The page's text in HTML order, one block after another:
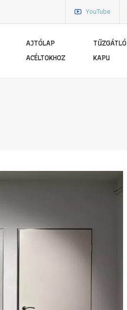
YouTube
AJTÓLAP
ACÉLTOKHOZ
TŰZGÁTLÓ
KAPU